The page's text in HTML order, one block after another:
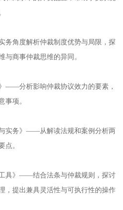
务角度解析仲裁制度优势与局限，探
与商事仲裁思维的异同。
——分析影响仲裁协议效力的要素，
事项。
与实务》——从解读法规和案例分析两
点。
工具》——结合法条与仲裁规则，探讨
，提出兼具灵活性与可执行性的操作